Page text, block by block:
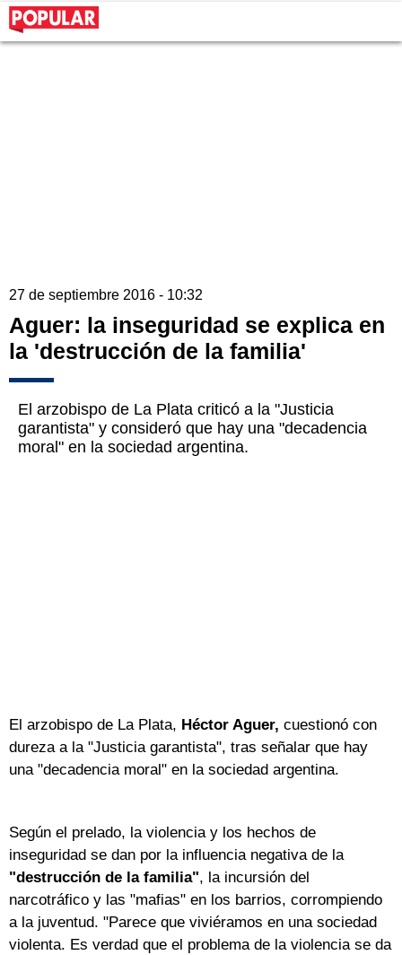
27 de septiembre 2016 - 10:32
Aguer: la inseguridad se explica en
la 'destrucción de la familia'
El arzobispo de La Plata criticó a la "Justicia
garantista" y consideró que hay una "decadencia
moral" en la sociedad argentina.
El arzobispo de La Plata, Héctor Aguer, cuestionó con
dureza a la "Justicia garantista", tras señalar que hay
una "decadencia moral" en la sociedad argentina.
Según el prelado, la violencia y los hechos de
inseguridad se dan por la influencia negativa de la
"destrucción de la familia", la incursión del
narcotráfico y las "mafias" en los barrios, corrompiendo
a la juventud. "Parece que viviéramos en una sociedad
violenta. Es verdad que el problema de la violencia se da